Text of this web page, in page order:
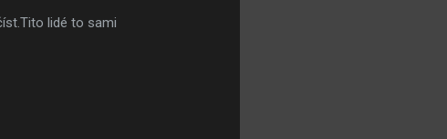
lidé to sami